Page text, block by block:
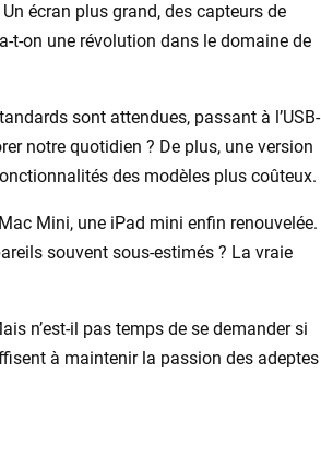
écran plus grand, des capteurs de
t-on une révolution dans le domaine de
sont attendues, passant à l’USB-
notre quotidien ? De plus, une version
des modèles plus coûteux.
Mini, une iPad mini enfin renouvelée.
souvent sous-estimés ? La vraie
n’est-il pas temps de se demander si
à maintenir la passion des adeptes